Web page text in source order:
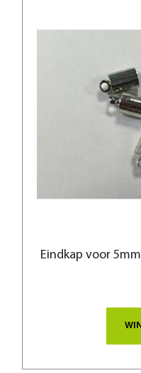
Eindkap voor